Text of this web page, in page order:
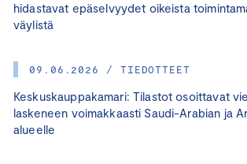
hidastavat epäselvyydet oikeista
väylistä
09.06.2026 / TIEDOTTEET
Keskuskauppakamari: Tilastot osoittavat
laskeneen voimakkaasti Saudi-Arabian ja
alueelle